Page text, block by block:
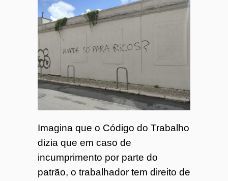
Imagina que o Código do Trabalho
dizia que em caso de
incumprimento por parte do
patrão, o trabalhador tem direito de